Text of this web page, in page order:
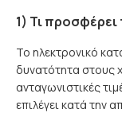
1) Τι
Το ηλεκτρονικό
δυνατότητα στους
ανταγωνιστικές
επιλέγει κατά την